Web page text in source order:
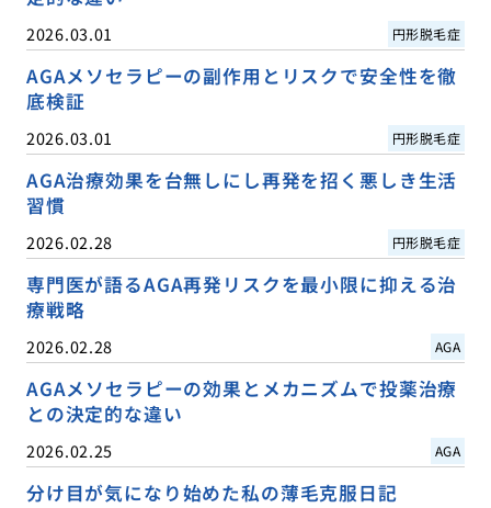
2026.03.01 円形脱毛症
AGAメソセラピーの副作用とリスクで安全性を徹
底検証
2026.03.01 円形脱毛症
AGA治療効果を台無しにし再発を招く悪しき生活
習慣
2026.02.28 円形脱毛症
専門医が語るAGA再発リスクを最小限に抑える治
療戦略
2026.02.28 AGA
AGAメソセラピーの効果とメカニズムで投薬治療
との決定的な違い
2026.02.25 AGA
分け目が気になり始めた私の薄毛克服日記